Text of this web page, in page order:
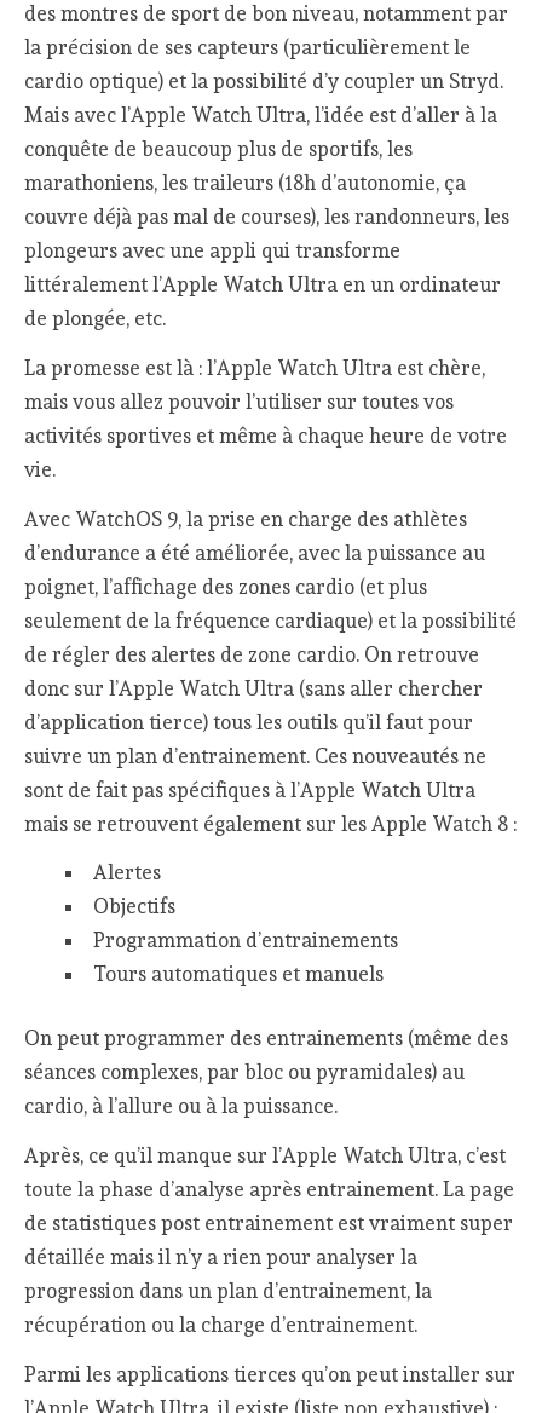
des montres de sport de bon niveau, notamment par
la précision de ses capteurs (particulièrement le
cardio optique) et la possibilité d’y coupler un Stryd.
Mais avec l’Apple Watch Ultra, l’idée est d’aller à la
conquête de beaucoup plus de sportifs, les
marathoniens, les traileurs (18h d’autonomie, ça
couvre déjà pas mal de courses), les randonneurs, les
plongeurs avec une appli qui transforme
littéralement l’Apple Watch Ultra en un ordinateur
de plongée, etc.
La promesse est là : l’Apple Watch Ultra est chère,
mais vous allez pouvoir l’utiliser sur toutes vos
activités sportives et même à chaque heure de votre
vie.
Avec WatchOS 9, la prise en charge des athlètes
d’endurance a été améliorée, avec la puissance au
poignet, l’affichage des zones cardio (et plus
seulement de la fréquence cardiaque) et la possibilité
de régler des alertes de zone cardio. On retrouve
donc sur l’Apple Watch Ultra (sans aller chercher
d’application tierce) tous les outils qu’il faut pour
suivre un plan d’entrainement. Ces nouveautés ne
sont de fait pas spécifiques à l’Apple Watch Ultra
mais se retrouvent également sur les Apple Watch 8 :
Alertes
Objectifs
Programmation d’entrainements
Tours automatiques et manuels
On peut programmer des entrainements (même des
séances complexes, par bloc ou pyramidales) au
cardio, à l’allure ou à la puissance.
Après, ce qu’il manque sur l’Apple Watch Ultra, c’est
toute la phase d’analyse après entrainement. La page
de statistiques post entrainement est vraiment super
détaillée mais il n’y a rien pour analyser la
progression dans un plan d’entrainement, la
récupération ou la charge d’entrainement.
Parmi les applications tierces qu’on peut installer sur
l’Apple Watch Ultra, il existe (liste non exhaustive) :